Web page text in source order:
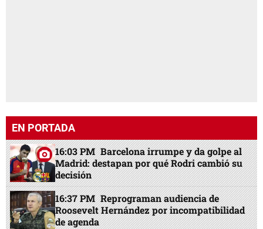
EN PORTADA
16:03 PM Barcelona irrumpe y da golpe al
Madrid: destapan por qué Rodri cambió su
decisión
16:37 PM Reprograman audiencia de
Roosevelt Hernández por incompatibilidad
de agenda